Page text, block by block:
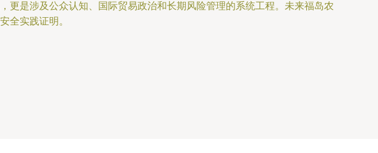
是涉及公众认知、国际贸易政治和长期风险管理的系统工程。未来福岛农
全实践证明。